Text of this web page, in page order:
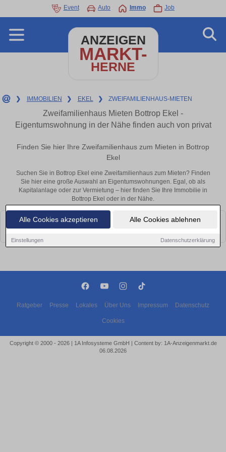
Alle Cookies akzeptieren Alle Cookies ablehnen
Einstellungen Datenschutzerklärung
Event Auto Immo Job
ANZEIGEN
MARKT-
HERNE
❯ IMMOBILIEN ❯ EKEL ❯ ZWEIFAMILIENHAUS-MIETEN
Zweifamilienhaus Mieten Bottrop Ekel -
Eigentumswohnung in der Nähe finden auch von privat
Finden Sie hier Ihre Zweifamilienhaus zum Mieten in Bottrop
Ekel
Suchen Sie in Bottrop Ekel eine Zweifamilienhaus zum Mieten? Finden
Sie hier eine große Auswahl an Eigentumswohnungen. Egal, ob als
Kapitalanlage oder zur Vermietung – hier finden Sie Ihre Immobilie in
Bottrop Ekel oder in der Nähe.
Leider konnten wir derzeit keine passenden Objekte finden. Schauen Sie
bald wieder vorbei!
Ratgeber Presse Lokales Über Uns Impressum Datenschutz
Cookies
Copyright © 2000 - 2026 | 1A Infosysteme GmbH | Content by: 1A-Anzeigenmarkt.de
06.08.2026